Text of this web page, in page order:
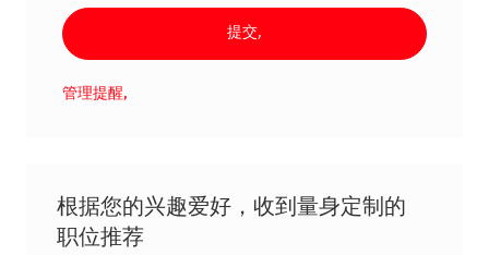
提交,
管理提醒,
根据您的兴趣爱好，收到量身定制的
职位推荐